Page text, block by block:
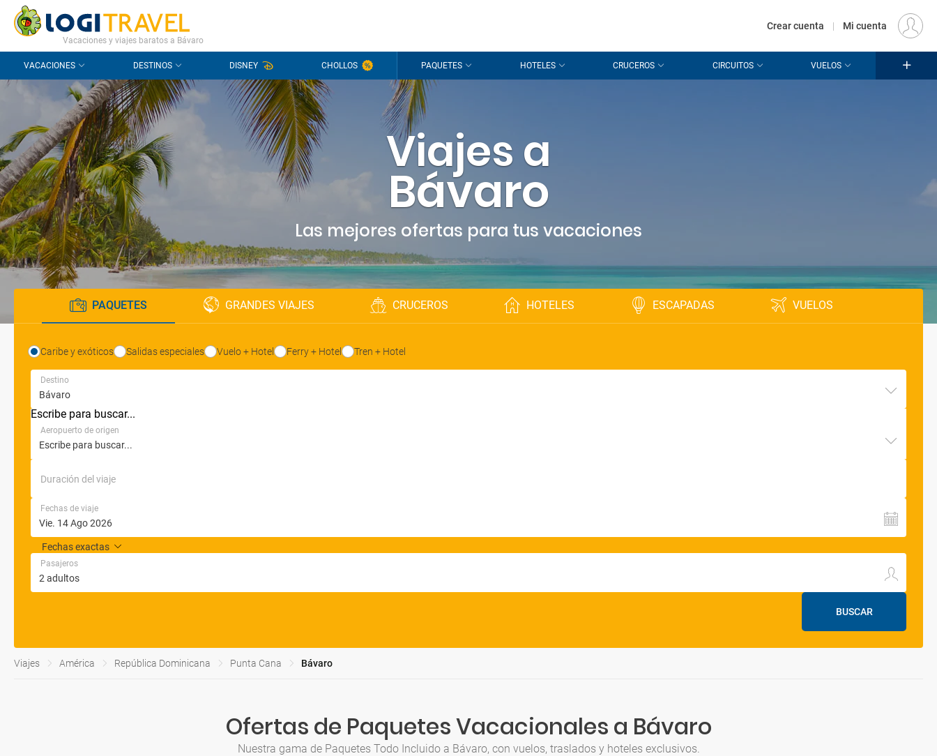
CONTACTO PREGUNTAS FRECUENTES EUR
Vacaciones y viajes baratos a Bávaro
Crear cuenta | Mi cuenta
VACACIONES DESTINOS DISNEY CHOLLOS PAQUETES HOTELES CRUCEROS CIRCUITOS VUELOS
Viajes a
Bávaro
Las mejores ofertas para tus vacaciones
PAQUETES GRANDES VIAJES CRUCEROS HOTELES ESCAPADAS VUELOS
Caribe y exóticos Salidas especiales Vuelo + Hotel Ferry + Hotel Tren + Hotel
Destino
Escribe para buscar...
Aeropuerto de origen
Duración del viaje
Fechas de viaje
Pasajeros
BUSCAR
Viajes América República Dominicana Punta Cana Bávaro
Ofertas de Paquetes Vacacionales a Bávaro
Nuestra gama de Paquetes Todo Incluido a Bávaro, con vuelos, traslados y hoteles exclusivos.